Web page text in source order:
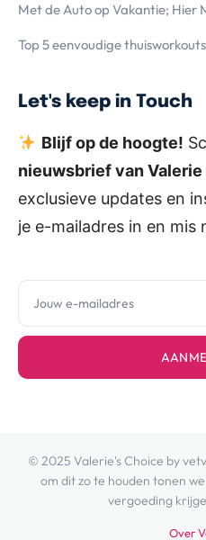
Met de Auto op Vakantie; Hier
Top 5 eenvoudige
Let's keep in Touch
Blijf op de hoogte!
nieuwsbrief van Valerie
exclusieve updates en
je e-mailadres in en mis
© 2025 Valerie's Choice by
om dit zo te houden tonen
vergoeding
Over